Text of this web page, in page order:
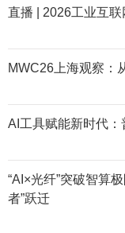
直播 | 2026工业互联
MWC26上海观察：
AI工具赋能新时代：
“AI×光纤”突破智算
者”跃迁